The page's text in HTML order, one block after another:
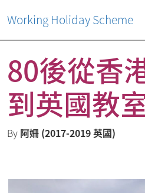
Working Holiday Scheme
80後從香
到英國教
By 阿姍 (2017-2019 英國)